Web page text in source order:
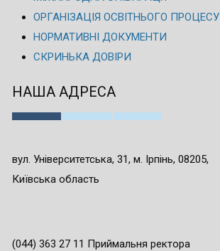
ОРГАНІЗАЦІЯ ОСВІТНЬОГО ПРОЦЕСУ
НОРМАТИВНІ ДОКУМЕНТИ
СКРИНЬКА ДОВІРИ
НАША АДРЕСА
вул. Університетська, 31, м. Ірпінь, 08205,
Київська область
(044) 363 27 11 Приймальня ректора